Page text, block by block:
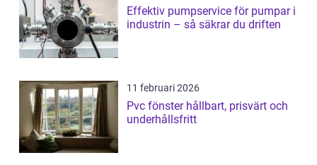
Effektiv pumpservice för pumpar i
industrin – så säkrar du driften
11 februari 2026
Pvc fönster hållbart, prisvärt och
underhållsfritt